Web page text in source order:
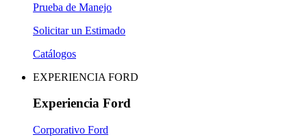
Prueba de Manejo
Solicitar un Estimado
Catálogos
EXPERIENCIA FORD
Experiencia Ford
Corporativo Ford